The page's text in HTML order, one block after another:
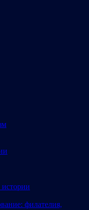
филателия,